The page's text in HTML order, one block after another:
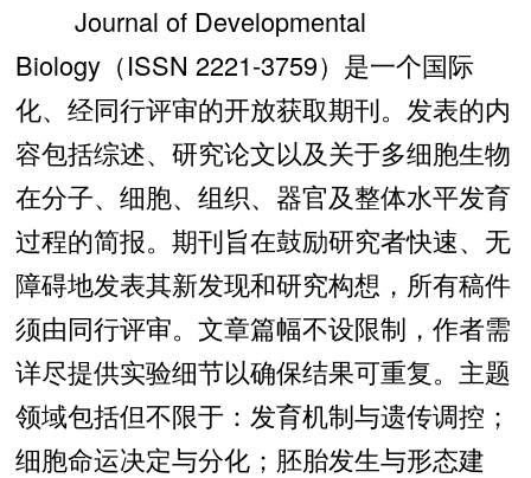
Journal of Developmental
Biology（ISSN 2221-3759）是一个国际
化、经同行评审的开放获取期刊。发表的内
容包括综述、研究论文以及关于多细胞生物
在分子、细胞、组织、器官及整体水平发育
过程的简报。期刊旨在鼓励研究者快速、无
障碍地发表其新发现和研究构想，所有稿件
须由同行评审。文章篇幅不设限制，作者需
详尽提供实验细节以确保结果可重复。主题
领域包括但不限于：发育机制与遗传调控；
细胞命运决定与分化；胚胎发生与形态建